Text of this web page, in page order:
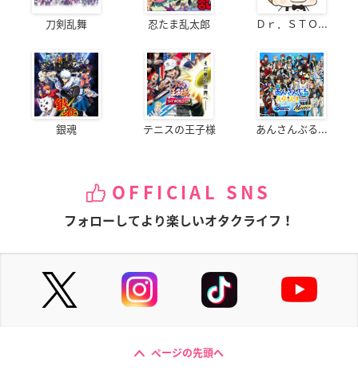
刀剣乱舞 忍たま乱太郎 Ｄｒ．ＳＴＯ...
銀魂 テニスの王子様 あんさんぶる...
OFFICIAL SNS
フォローしてより楽しいオタクライフ！
ページの先頭へ